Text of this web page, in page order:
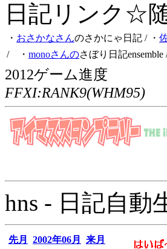
日記リンク☆
・ おさかなさんのさかにゃ日記 / ・
/ ・ monoさんのさぼり日記ensemble
2012ゲーム進度
FFXI:RANK9(WHM95)
hns - 日記自動
先月 2002年06月
来月